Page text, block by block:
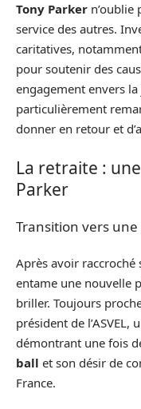
Tony Parker n’oublie
service des autres.
caritatives,
pour soutenir des
engagement envers
particulièrement
donner en retour et
La retraite :
Parker
Transition vers
Après avoir raccroché
entame une nouvelle
briller. Toujours
président de
démontrant une fois
ball et son désir de
France.